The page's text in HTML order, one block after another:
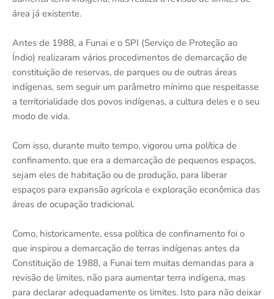
área já existente.
Antes de 1988, a Funai e o SPI (Serviço de Proteção ao
Índio) realizaram vários procedimentos de demarcação de
constituição de reservas, de parques ou de outras áreas
indígenas, sem seguir um parâmetro mínimo que respeitasse
a territorialidade dos povos indígenas, a cultura deles e o seu
modo de vida.
Com isso, durante muito tempo, vigorou uma política de
confinamento, que era a demarcação de pequenos espaços,
sejam eles de habitação ou de produção, para liberar
espaços para expansão agrícola e exploração econômica das
áreas de ocupação tradicional.
Como, historicamente, essa política de confinamento foi o
que inspirou a demarcação de terras indígenas antes da
Constituição de 1988, a Funai tem muitas demandas para a
revisão de limites, não para aumentar terra indígena, mas
para declarar adequadamente os limites. Isto para não deixar